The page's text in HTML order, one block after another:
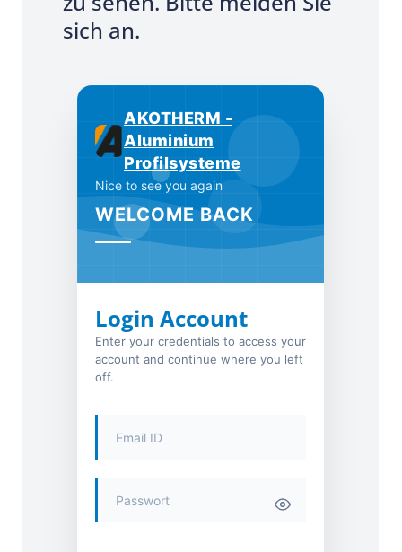
sich an.
AKOTHERM -
Aluminium
Profilsysteme
Nice to see you again
WELCOME BACK
Login Account
Enter your credentials to access your
account and continue where you left
off.